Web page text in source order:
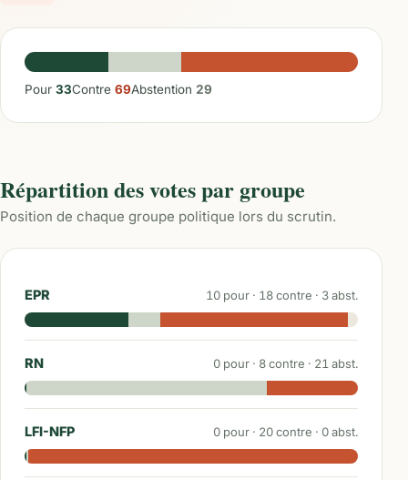
Pour 33Contre 69Abstention 29
Répartition des votes par groupe
Position de chaque groupe politique lors du scrutin.
EPR 10 pour · 18contre · 3abst.
RN 0 pour · 8contre · 21 abst.
LFI-NFP 0 pour · 20contre · 0abst.